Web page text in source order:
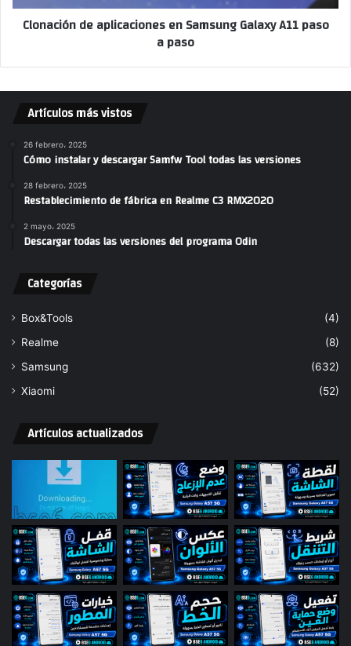
Clonación de aplicaciones en Samsung Galaxy A11 paso
a paso
Artículos más vistos
26 febrero، 2025
Cómo instalar y descargar Samfw Tool todas las versiones
28 febrero، 2025
Restablecimiento de fábrica en Realme C3 RMX2020
2 mayo، 2025
Descargar todas las versiones del programa Odin
Categorías
Box&Tools
(4)
Realme
(8)
Samsung
(632)
Xiaomi
(52)
Artículos actualizados